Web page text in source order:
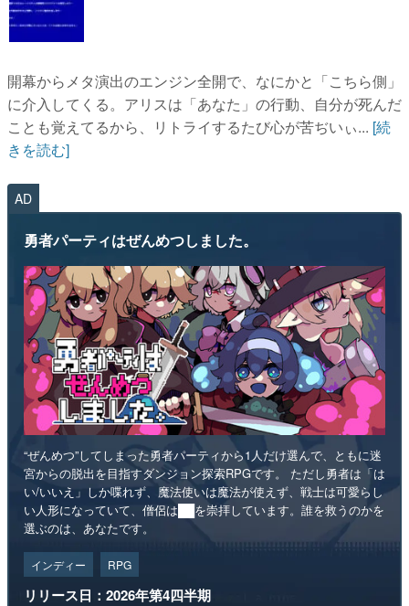
開幕からメタ演出のエンジン全開で、なにかと「こちら側」
に介入してくる。アリスは「あなた」の行動、自分が死んだ
ことも覚えてるから、リトライするたび心が苦ぢいぃ... [続
きを読む]
AD
勇者パーティはぜんめつしました。
“ぜんめつ”してしまった勇者パーティから1人だけ選んで、ともに迷
宮からの脱出を目指すダンジョン探索RPGです。 ただし勇者は「は
い/いいえ」しか喋れず、魔法使いは魔法が使えず、戦士は可愛らし
い人形になっていて、僧侶は██を崇拝しています。誰を救うのかを
選ぶのは、あなたです。
インディー RPG
リリース日：2026年第4四半期